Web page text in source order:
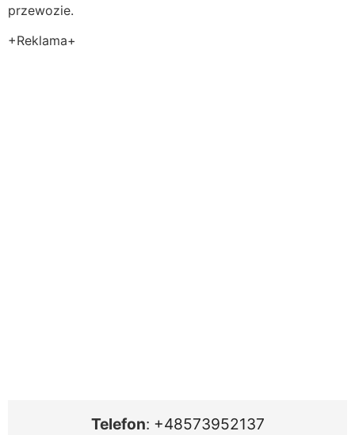
przewozie.
+Reklama+
Telefon: +48573952137